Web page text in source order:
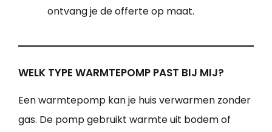
ontvang je de offerte op maat.
WELK TYPE WARMTEPOMP PAST BIJ MIJ?
Een warmtepomp kan je huis verwarmen zonder
gas. De pomp gebruikt warmte uit bodem of